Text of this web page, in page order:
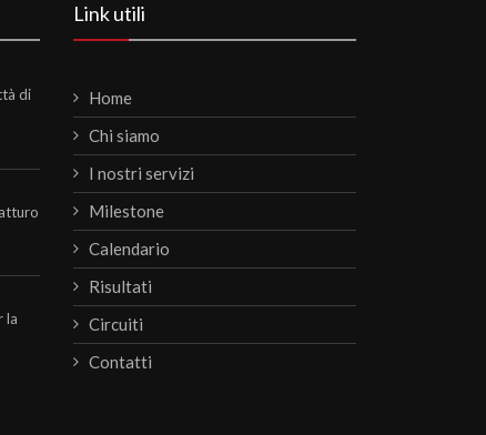
di
la
Link utili
Home
Chi siamo
I nostri servizi
Milestone
Calendario
Risultati
Circuiti
Contatti